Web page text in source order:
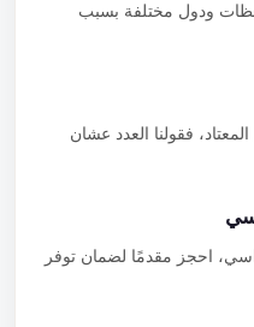
ودول مختلفة بسبب
فقولنا العدد عشان
احجز مقدمًا لضمان توفر